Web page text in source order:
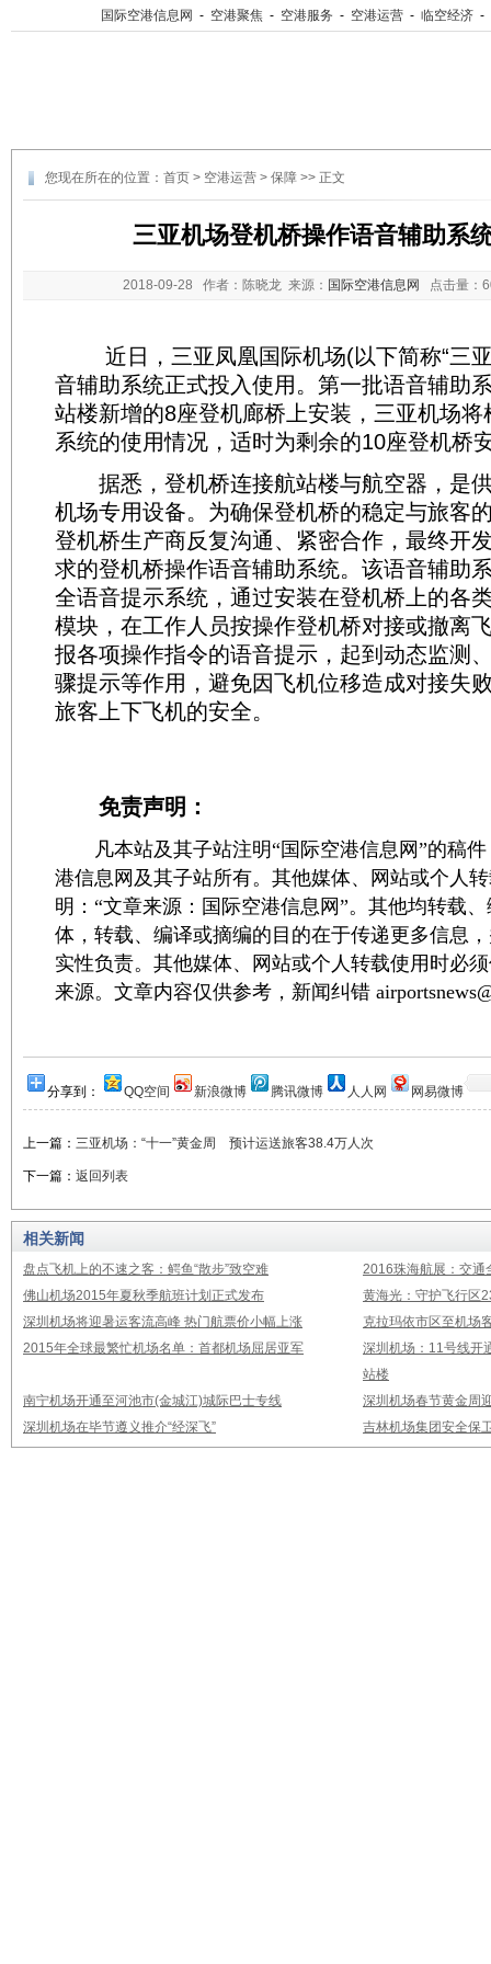
国际空港信息网 - 空港聚焦 - 空港服务 - 空港运营 - 临空经济 -
您现在所在的位置： 首页 > 空港运营 > 保障 >> 正文
三亚机场登机桥操作语音辅助系
2018-09-28 作者：陈晓龙 来源： 国际空港信息网 点击量：
近日，三亚凤凰国际机场(以下简称“三亚
音辅助系统正式投入使用。第一批语音辅助
站楼新增的8座登机廊桥上安装，三亚机场
系统的使用情况，适时为剩余的10座登机桥
据悉，登机桥连接航站楼与航空器，是
机场专用设备。为确保登机桥的稳定与旅客
登机桥生产商反复沟通、紧密合作，最终开
求的登机桥操作语音辅助系统。该语音辅助
全语音提示系统，通过安装在登机桥上的各
模块，在工作人员按操作登机桥对接或撤离
报各项操作指令的语音提示，起到动态监测
骤提示等作用，避免因飞机位移造成对接失
旅客上下飞机的安全。
免责声明：
凡本站及其子站注明“国际空港信息网”的稿件
港信息网及其子站所有。其他媒体、网站或个人
明：“文章来源：国际空港信息网”。其他均转载
体，转载、编译或摘编的目的在于传递更多信息
实性负责。其他媒体、网站或个人转载使用时必
来源。文章内容仅供参考，新闻纠错
分享到： QQ空间 新浪微博 腾讯微博 人人网 网易微博
上一篇： 三亚机场：“十一”黄金周 预计运送旅客38.4万人次
下一篇： 返回列表
相关新闻
盘点飞机上的不速之客：鳄鱼“散步”致空难
2016珠海航展：交通
佛山机场2015年夏秋季航班计划正式发布
黄海光：守护飞行区
深圳机场将迎暑运客流高峰 热门航票价小幅上涨
克拉玛依市区至机场
2015年全球最繁忙机场名单：首都机场屈居亚军
深圳机场：11号线开
站楼
南宁机场开通至河池市(金城江)城际巴士专线
深圳机场春节黄金周
深圳机场在毕节遵义推介“经深飞”
吉林机场集团安全保